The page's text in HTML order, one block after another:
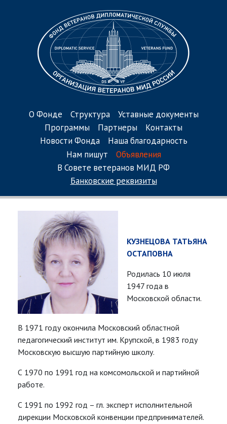
О Фонде Структура
Уставные документы
Программы
Партнеры
Контакты
Новости Фонда
Наша благодарность
Нам пишут
Объявления
В Совете ветеранов МИД РФ
Банковские реквизиты
КУЗНЕЦОВА ТАТЬЯНА
ОСТАПОВНА
Родилась 10 июля
1947 года в
Московской области.
В 1971 году окончила Московский областной
педагогический институт им. Крупской, в 1983 году
Московскую высшую партийную школу.
С 1970 по 1991 год на комсомольской и партийной
работе.
С 1991 по 1992 год – гл. эксперт исполнительной
дирекции Московской конвенции предпринимателей.